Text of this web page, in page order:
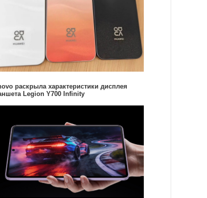
раскрыла характеристики дисплея
Legion Y700 Infinity